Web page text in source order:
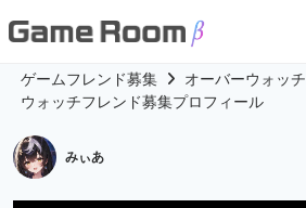
ゲームフレンド募集 オーバーウォッチ
ウォッチフレンド募集プロフィール
みぃあ